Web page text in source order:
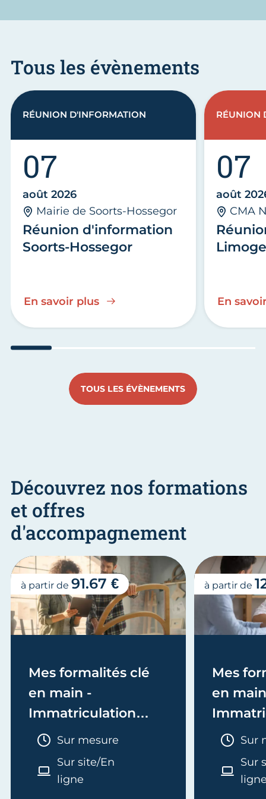
Tous les évènements
Réunion d'information
Soorts-Hossegor
07
août 2026
Mairie de Soorts-Hossegor
En savoir plus
RÉUNION D'INFORMATION
07
août
CMA
En
RÉUNION
TOUS LES ÉVÈNEMENTS
Découvrez nos formations
et offres
d'accompagnement
Mes formalités clé
en main -
Immatriculation
(EI/Micro-entreprise
Durée :
Sur mesure
Sur site/En
ligne
à partir de 91.67 €
Mes
en
Sur
Sur
à partir de